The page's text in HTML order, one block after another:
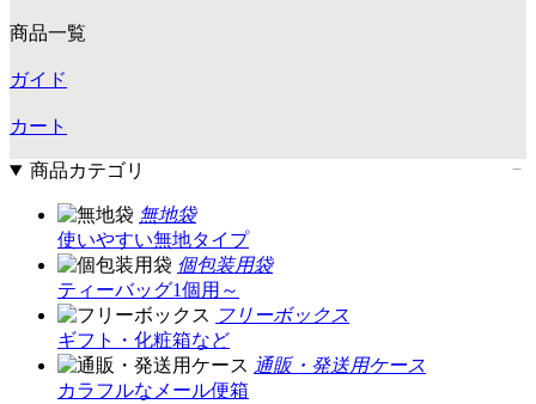
商品一覧
ガイド
カート
商品カテゴリ
無地袋
使いやすい無地タイプ
個包装用袋
ティーバッグ1個用～
フリーボックス
ギフト・化粧箱など
通販・発送用ケース
カラフルなメール便箱